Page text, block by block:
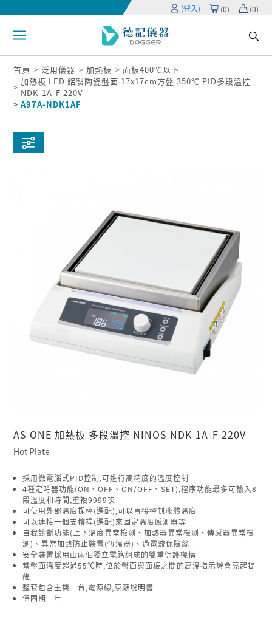
(登入) (0) (0)
首頁 泛用儀器 加熱板
面板400℃以下
加熱板 LED 鋁製陶瓷盤面 17x17cm方盤 350℃ PID多段溫控
NDK-1A-F 220V
A97A-NDK1AF
AS ONE 加熱板 多段溫控 NINOS NDK-1A-F 220V
Hot Plate
採用微電腦式PID控制,可進行高精度的溫度控制
4種定時器功能(ON、OFF、ON/OFF、SET),程序功能最多可輸入8
段溫度和時間,重複9999次
可使用外部溫度探棒(選配),可以直接控制液體溫度
可以連接一個支撐桿(選配)來固定溫度感測器等
自我診斷功能(上下溫度異常檢測、加熱器異常檢測、傳感器異常檢
測)、異常加熱防止裝置(恆溫器)、過電流保險絲
安全裝置採用由兩個獨立電路組成的雙重保護機構
當盤面溫度超過55℃時,位於盤面與面板之間的高溫指示燈會亮起提
醒
整套包含主機一台,電源線,原廠說明書
保固期一年